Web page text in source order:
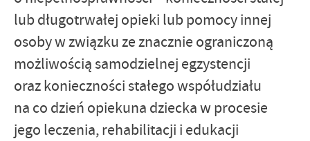
lub długotrwałej opieki lub pomocy innej
osoby w związku ze znacznie ograniczoną
możliwością samodzielnej egzystencji
oraz konieczności stałego współudziału
na co dzień opiekuna dziecka w procesie
jego leczenia, rehabilitacji i edukacji